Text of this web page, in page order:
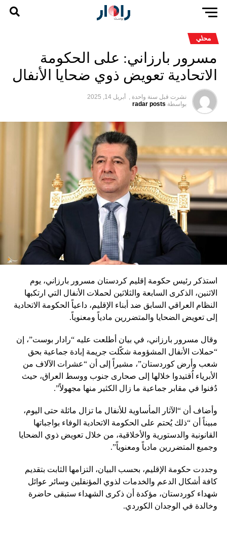
محلي
مسرور بارزاني: على الحكومة
الاتحادية تعويض ذوي ضحايا الأنفال
نشرت قبل سنة واحدة ,
أبريل 14, 2025
بواسطة radar posts
استذكر رئيس حكومة إقليم كردستان مسرور بارزاني، يوم
الاثنين، الذكرى السابعة والثلاثين لحملات الأنفال التي ارتكبها
النظام العراقي السابق ضد أبناء الإقليم، داعياً الحكومة الاتحادية
إلى تعويض الضحايا والمتضررين مادياً ومعنوياً.
وقال مسرور بارزاني، في بيان أطلعت عليه “رادار بوست”، إن
“حملات الأنفال المشؤومة شكّلت جريمة إبادة جماعية بحق
شعب وأرض كوردستان”، مشيراً إلى أن “عشرات الآلاف من
الأبرياء اُقتيدوا خلالها إلى صحارى جنوب ووسط العراق، حيث
دُفنوا في مقابر جماعية ما زال الكثير منها مجهولاً”.
وأضاف أن “الآثار المأساوية للأنفال ما تزال ماثلة حتى اليوم،
مبيناً أن “ذلك يُحتم على الحكومة الاتحادية الوفاء بواجباتها
القانونية والدستورية والأخلاقية، من خلال تعويض ذوي الضحايا
وجميع المتضررين مادياً ومعنوياً”.
وجددت حكومة الإقليم، بحسب البيان، التزامها الثابت بتقديم
كافة أشكال الدعم والخدمات لذوي المؤنفلين وسائر عوائل
شهداء كوردستان، مؤكدة أن ذكرى الشهداء ستبقى حاضرة
وخالدة في الوجدان الكوردي.